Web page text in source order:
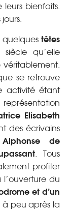
leurs bienfaits.
quelquestêtes
qu’elle
se retrouve
activité étant
Elisabeth
des écrivains
de
. Tous
profiter
du
et d’un
peu après la